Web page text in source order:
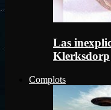
Las
Klerksdorp
Complots